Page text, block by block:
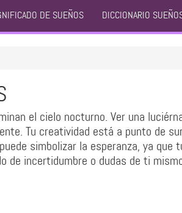
DE SUEÑOS DICCIONARIO
el cielo nocturno. Ver una
Tu creatividad está a punto de
simbolizar la esperanza, ya que
de incertidumbre o dudas de ti